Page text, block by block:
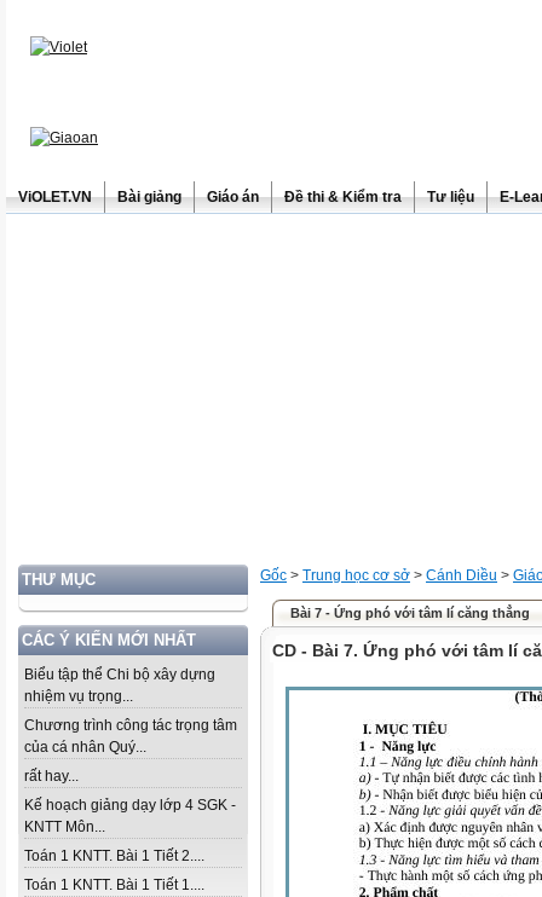
ViOLET.VN Bài giảng Giáo án Đề thi & Kiểm tra Tư liệu E-
THƯ MỤC
CÁC Ý KIẾN MỚI NHẤT
Biểu tập thể Chi bộ xây dựng
nhiệm vụ trọng...
Chương trình công tác trọng tâm
của cá nhân Quý...
rất hay...
Kế hoạch giảng dạy lớp 4 SGK -
KNTT Môn...
Toán 1 KNTT. Bài 1 Tiết 2....
Toán 1 KNTT. Bài 1 Tiết 1....
Gốc > Trung học cơ sở > Cánh Diều >
Bài 7 - Ứng phó với tâm lí căng thẳng
CD - Bài 7. Ứng phó với tâm lí